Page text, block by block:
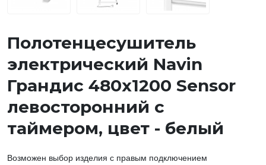
Полотенцесушитель
электрический Navin
Грандис 480х1200 Sensor
левосторонний с
таймером, цвет - белый
Возможен выбор изделия с правым подключением